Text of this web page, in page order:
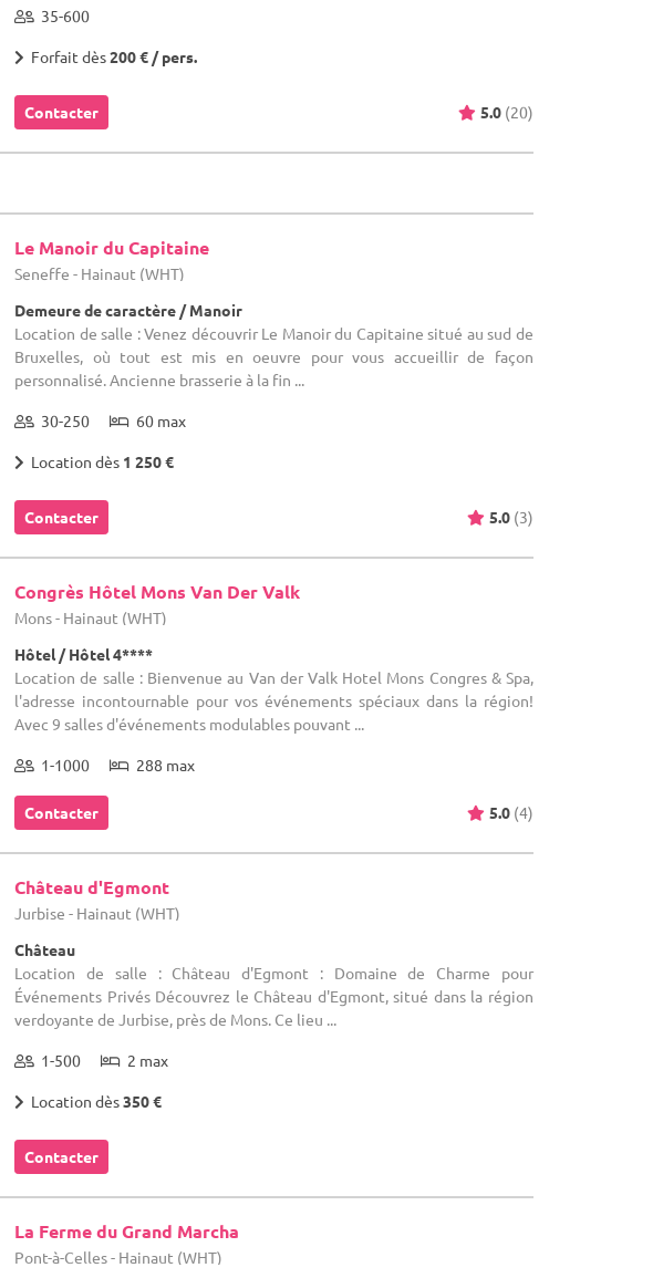
35-600
Forfait dès200 € / pers.
Contacter 5.0 (20)
Le Manoir du Capitaine
Seneffe - Hainaut (WHT)
Demeure de caractère / Manoir
Location de salle : Venez découvrir Le Manoir du Capitaine situé au sud de
Bruxelles, où tout est mis en oeuvre pour vous accueillir de façon
personnalisé. Ancienne brasserie à la fin ...
30-250 60 max
Location dès 1 250 €
Contacter 5.0 (3)
Congrès Hôtel Mons Van Der Valk
Mons - Hainaut (WHT)
Hôtel / Hôtel 4****
Location de salle : Bienvenue au Van der Valk Hotel Mons Congres & Spa,
l'adresse incontournable pour vos événements spéciaux dans la région!
Avec 9 salles d'événements modulables pouvant ...
1-1000 288 max
Contacter 5.0 (4)
Château d'Egmont
Jurbise - Hainaut (WHT)
Château
Location de salle : Château d'Egmont : Domaine de Charme pour
Événements Privés Découvrez le Château d'Egmont, situé dans la région
verdoyante de Jurbise, près de Mons. Ce lieu ...
1-500 2 max
Location dès350 €
Contacter
La Ferme du Grand Marcha
Pont-à-Celles - Hainaut (WHT)